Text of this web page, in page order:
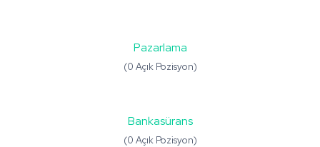
Pazarlama
(0 Açık Pozisyon)
Bankasürans
(0 Açık Pozisyon)